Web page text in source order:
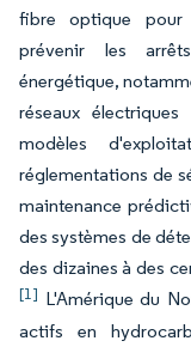
fibre optique pour
prévenir les
énergétique,
réseaux
modèles
réglementations de
maintenance
des systèmes de
des dizaines à des
[1] L'Amérique du
actifs en